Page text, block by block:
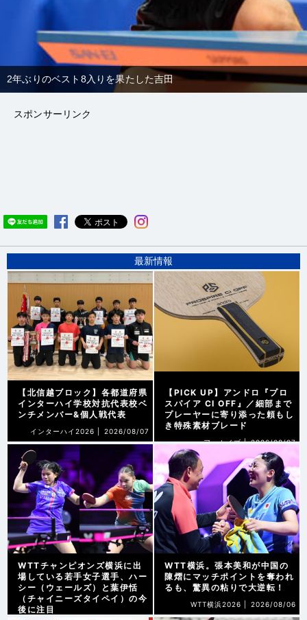
2年ぶりのベスト8入りを果たした吉田
2年ぶりのベスト8入りを果たした吉田
スポンサーリンク
最新情報
【北信越ブロック】各都道府県
インターハイ学校対抗代表校ベ
ンチメンバー&個人戦代表
インターハイ2026 | 2026/08/07
【PICK UP】アンドロ『プロ
スパイア CI OFF』／細部まで
プレーヤーに寄り添った頼もし
き特殊素材ブレード
アーカイブ | 2026/08/07
WTTチャンピオンズ横浜に出
場している若手女子選手、ハー
シー（ウェールズ）と葉伊恬
（チャイニーズタイペイ）の今
後に注目
WTT横浜。張本美和が中国の
陳熠にマッチポイントを奪われ
るも、驚異の粘りで大逆転！
WTT横浜2026 | 2026/08/06